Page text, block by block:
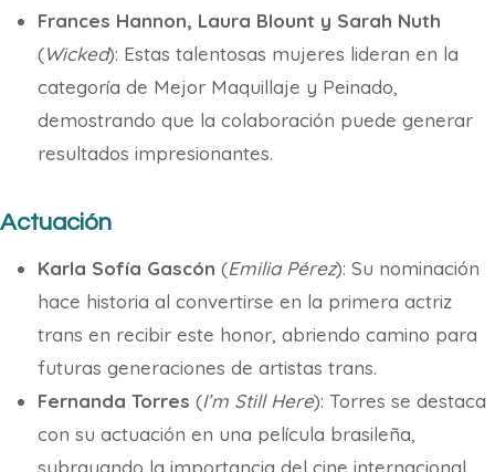
Frances Hannon, Laura Blount y Sarah Nuth
(Wicked): Estas talentosas mujeres lideran en la
categoría de Mejor Maquillaje y Peinado,
demostrando que la colaboración puede generar
resultados impresionantes.
Actuación
Karla Sofía Gascón (Emilia Pérez): Su nominación
hace historia al convertirse en la primera actriz
trans en recibir este honor, abriendo camino para
futuras generaciones de artistas trans.
Fernanda Torres (I’m Still Here): Torres se destaca
con su actuación en una película brasileña,
subrayando la importancia del cine internacional.